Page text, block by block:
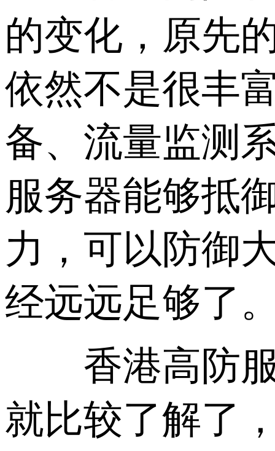
的变化，原先
依然不是很丰
备、流量监测
服务器能够抵
力，可以防御
经远远足够了
香港高防服
就比较了解了